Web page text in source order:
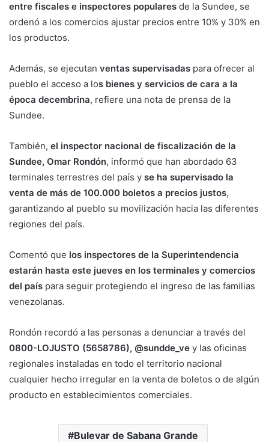
entre fiscales e inspectores populares de la Sundee, se
ordenó a los comercios ajustar precios entre 10% y 30% en
los productos.
Además, se ejecutan ventas supervisadas para ofrecer al
pueblo el acceso a los bienes y servicios de cara a la
época decembrina, refiere una nota de prensa de la
Sundee.
También, el inspector nacional de fiscalización de la
Sundee, Omar Rondón, informó que han abordado 63
terminales terrestres del país y se ha supervisado la
venta de más de 100.000 boletos a precios justos,
garantizando al pueblo su movilización hacia las diferentes
regiones del país.
Comentó que los inspectores de la Superintendencia
estarán hasta este jueves en los terminales y comercios
del país para seguir protegiendo el ingreso de las familias
venezolanas.
Rondón recordó a las personas a denunciar a través del
0800-LOJUSTO (5658786), @sundde_ve y las oficinas
regionales instaladas en todo el territorio nacional
cualquier hecho irregular en la venta de boletos o de algún
producto en establecimientos comerciales.
Bulevar de Sabana Grande